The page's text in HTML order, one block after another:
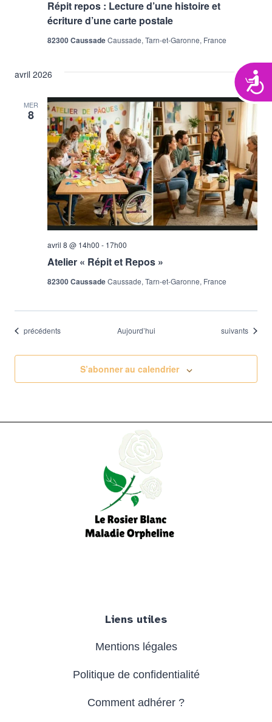
Répit repos : Lecture d’une histoire et
écriture d’une carte postale
82300 CaussadeCaussade, Tarn-et-Garonne, France
avril 2026
MER
8
Atelier « Répit et Repos »
avril 8 @ 14h00 - 17h00
82300 CaussadeCaussade, Tarn-et-Garonne, France
Évènements
précédents Aujourd’hui Évènements
suivants
S’abonner au calendrier
Liens utiles
Mentions légales
Politique de confidentialité
Comment adhérer ?